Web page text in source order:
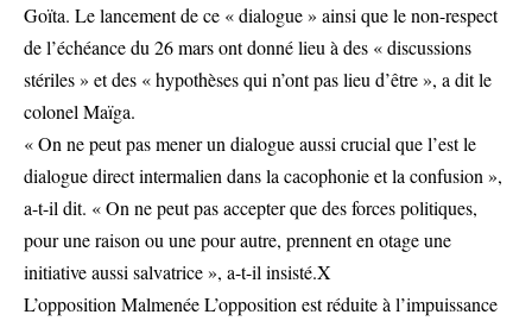
Goïta. Le lancement de ce « dialogue » ainsi que le non-respect
de l’échéance du 26 mars ont donné lieu à des « discussions
stériles » et des « hypothèses qui n’ont pas lieu d’être », a dit le
colonel Maïga.
« On ne peut pas mener un dialogue aussi crucial que l’est le
dialogue direct intermalien dans la cacophonie et la confusion »,
a-t-il dit. « On ne peut pas accepter que des forces politiques,
pour une raison ou une pour autre, prennent en otage une
initiative aussi salvatrice », a-t-il insisté.X
L’opposition Malmenée L’opposition est réduite à l’impuissance